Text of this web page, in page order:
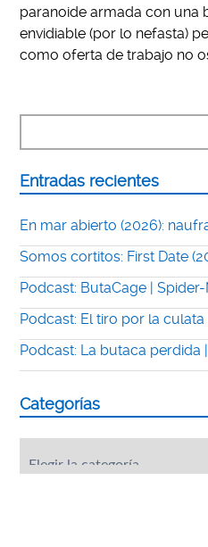
paranoide armada con una
envidiable (por lo nefasta)
como oferta de trabajo no
Entradas recientes
En mar abierto (2026):
Somos cortitos: First Date
Podcast: ButaCage |
Podcast: El tiro por la
Podcast: La butaca perdida
Categorías